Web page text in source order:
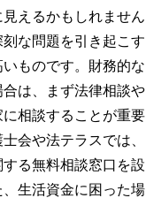
えるかもしれません
な問題を引き起こす
ものです。財務的な
は、まず法律相談や
相談することが重要
会や法テラスでは、
る無料相談窓口を設
生活資金に困った場